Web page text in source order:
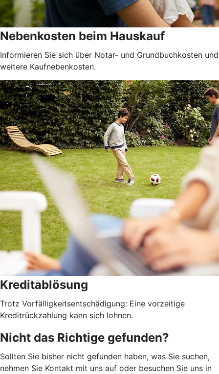
Nebenkosten beim Hauskauf
Informieren Sie sich über Notar- und Grundbuchkosten und
weitere Kaufnebenkosten.
Kreditablösung
Trotz Vorfälligkeitsentschädigung: Eine vorzeitige
Kreditrückzahlung kann sich lohnen.
Nicht das Richtige gefunden?
Sollten Sie bisher nicht gefunden haben, was Sie suchen,
nehmen Sie Kontakt mit uns auf oder besuchen Sie uns in